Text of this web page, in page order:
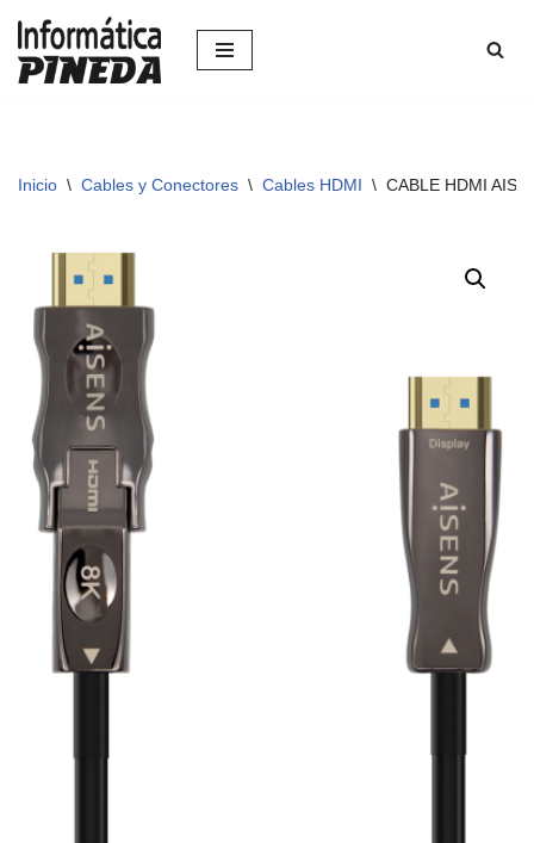
Saltar
Inicio \ Cables y Conectores \ Cables HDMI \ CABLE HDMI